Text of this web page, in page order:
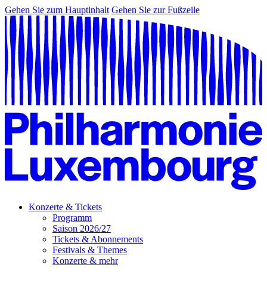
Gehen Sie zum Hauptinhalt Gehen Sie zur Fußzeile
Konzerte & Tickets
Programm
Saison 2026/27
Tickets & Abonnements
Festivals & Themes
Konzerte & mehr